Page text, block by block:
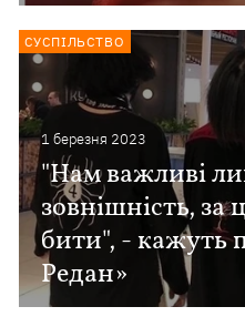
1 березня 2023
"Нам важливі
зовнішність, за
бити", - кажуть
Редан»
СУСПІЛЬСТВО